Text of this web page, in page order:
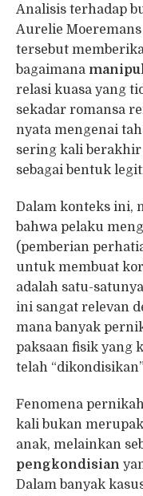
Analisis terhadap
Aurelie
tersebut
bagaimana
relasi kuasa yang
sekadar romansa
nyata mengenai
sering kali
sebagai bentuk
Dalam konteks ini,
bahwa pelaku
(pemberian
untuk membuat
adalah satu-
ini sangat relevan
mana banyak
paksaan fisik yang
telah
Fenomena
kali bukan
anak, melainkan
pengkondisian
Dalam banyak